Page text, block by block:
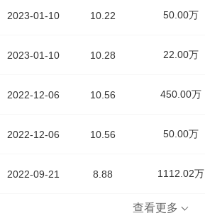
2023-01-10
2023-01-10
2022-12-06
2022-12-06
2022-09-21
10.22 50.00万
10.28 22.00万
10.56 450.00万
10.56 50.00万
8.88 1112.02万
查看更多